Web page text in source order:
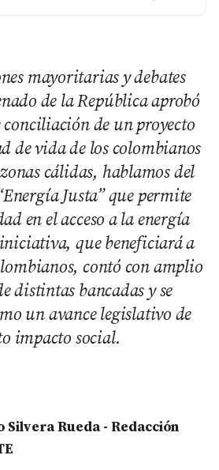
mayoritarias y debates
de la República aprobó
de un proyecto
de vida de los colombianos
cálidas, hablamos del
Justa” que permite
en el acceso a la energía
que beneficiará a
contó con amplio
distintas bancadas y se
un avance legislativo de
impacto social.
Silvera Rueda - Redacción